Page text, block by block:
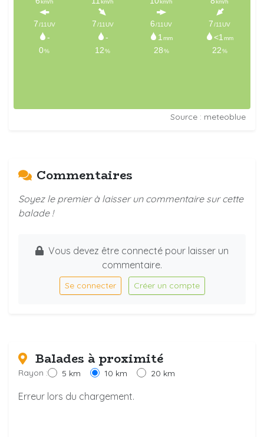
Source : meteoblue
Commentaires
Soyez le premier à laisser un commentaire sur cette
balade !
Vous devez être connecté pour laisser un
commentaire.
Se connecter Créer un compte
Balades à proximité
Rayon : 5 km 10 km 20 km
Erreur lors du chargement.